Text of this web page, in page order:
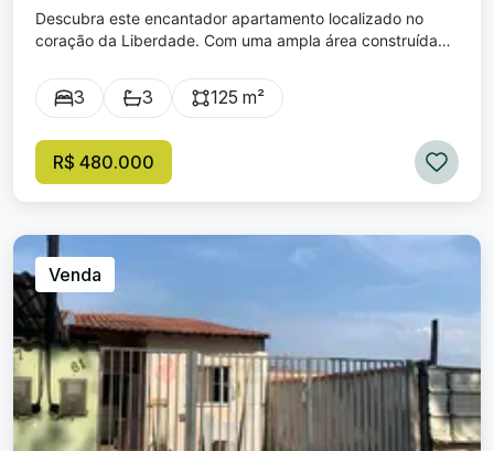
Descubra este encantador apartamento localizado no
coração da Liberdade. Com uma ampla área construída
é a escolha ideal para quem busca conforto e praticidade
em uma das regiões mais vibrantes da cidade. Composto
oferece o espaço perfeito para acomodar sua família com
comodidade. Além disso, o imóvel conta com 3 banheiros ,
para relaxar ou receber amigos e familiares com todo o
conforto que você merece. Para completar, você terá à
disposição 1 vaga na garagem, proporcionando mais
segurança e praticidade ao seu cotidiano. Não perca esta
oportunidade única de adquirir um imóvel que combina
elegância, tranquilidade e funcionalidade, localizado em
um dos bairros mais tradicionais e desejados da cidade.
Venha viver o melhor da Liberdade. Agende uma visita e
prepare-se para se encantar!
3 3 125 m²
R$ 480.000
Venda